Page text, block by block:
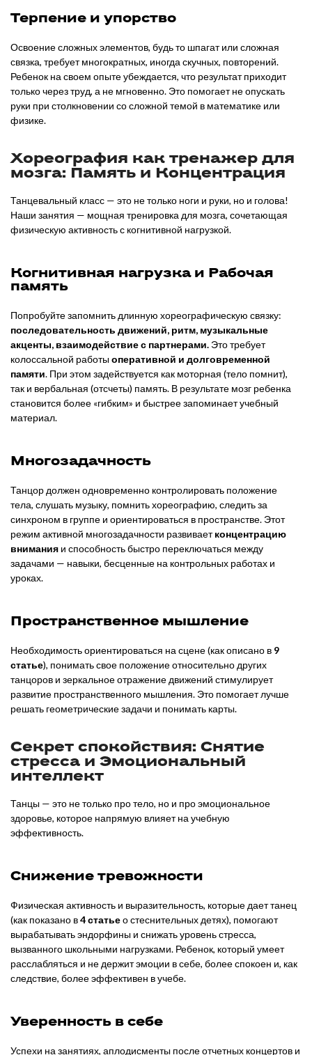
Терпение и упорство
Освоение сложных элементов, будь то шпагат или сложная
связка, требует многократных, иногда скучных, повторений.
Ребенок на своем опыте убеждается, что результат приходит
только через труд, а не мгновенно. Это помогает не опускать
руки при столкновении со сложной темой в математике или
физике.
Хореография как тренажер для
мозга: Память и Концентрация
Танцевальный класс — это не только ноги и руки, но и голова!
Наши занятия — мощная тренировка для мозга, сочетающая
физическую активность с когнитивной нагрузкой.
Когнитивная нагрузка и Рабочая
память
Попробуйте запомнить длинную хореографическую связку:
последовательность движений, ритм, музыкальные
акценты, взаимодействие с партнерами. Это требует
колоссальной работыоперативной и долговременной
памяти. При этом задействуется как моторная (тело помнит),
так и вербальная (отсчеты) память. В результате мозг ребенка
становится более «гибким» и быстрее запоминает учебный
материал.
Многозадачность
Танцор должен одновременно контролировать положение
тела, слушать музыку, помнить хореографию, следить за
синхроном в группе и ориентироваться в пространстве. Этот
режим активной многозадачности развиваетконцентрацию
внимания и способность быстро переключаться между
задачами — навыки, бесценные на контрольных работах и
уроках.
Пространственное мышление
Необходимость ориентироваться на сцене (как описано в 9
статье), понимать свое положение относительно других
танцоров и зеркальное отражение движений стимулирует
развитие пространственного мышления. Это помогает лучше
решать геометрические задачи и понимать карты.
Секрет спокойствия: Снятие
стресса и Эмоциональный
интеллект
Танцы — это не только про тело, но и про эмоциональное
здоровье, которое напрямую влияет на учебную
эффективность.
Снижение тревожности
Физическая активность и выразительность, которые дает танец
(как показано в4 статьео стеснительных детях), помогают
вырабатывать эндорфины и снижать уровень стресса,
вызванного школьными нагрузками. Ребенок, который умеет
расслабляться и не держит эмоции в себе, более спокоен и, как
следствие, более эффективен в учебе.
Уверенность в себе
Успехи на занятиях, аплодисменты после отчетных концертов и